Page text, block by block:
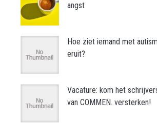
angst
Hoe ziet iemand met
eruit?
Vacature: kom het
van COMMEN. versterken!